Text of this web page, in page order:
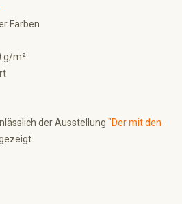
Farben
g/m²
der Ausstellung "Der mit den